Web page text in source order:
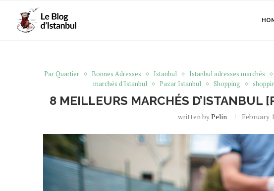
Par Quartier Bonnes Adresses Istanbul Istanbul adresses marchés
marchés d'Istanbul
Pazar Istanbul Shopping
8 MEILLEURS MARCHÉS D’ISTANBUL
written byPelin February